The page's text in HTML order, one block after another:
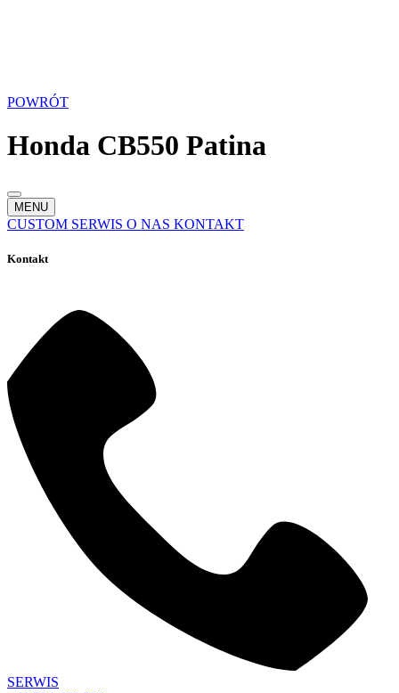
POWRÓT
Honda CB550 Patina
MENU
CUSTOM SERWIS O NAS KONTAKT
Kontakt
SERWIS